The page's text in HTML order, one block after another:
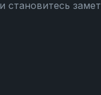
становитесь